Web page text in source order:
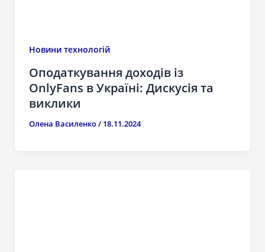
Новини технологій
Оподаткування доходів із
OnlyFans в Україні: Дискусія та
виклики
Олена Василенко/ 18.11.2024